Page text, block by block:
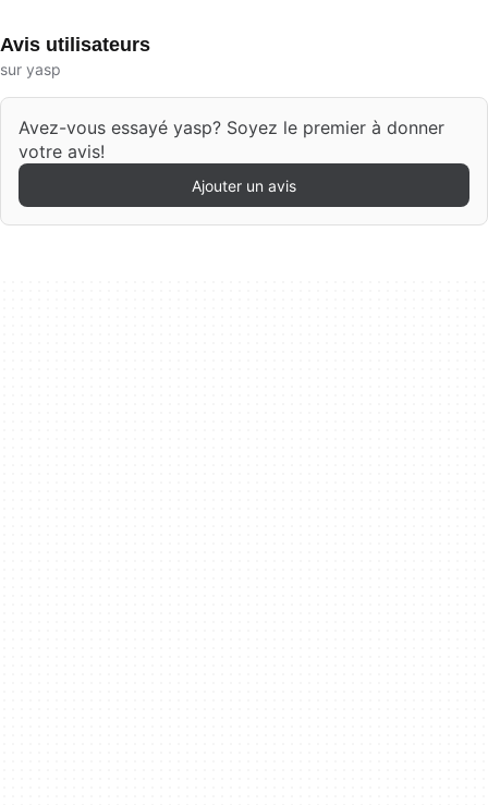
Avis utilisateurs
sur yasp
Avez-vous essayé yasp? Soyez le premier à donner
votre avis!
Ajouter un avis